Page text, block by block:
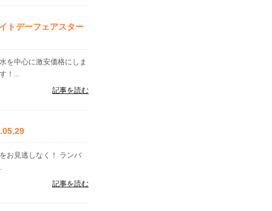
トデーフェアスター
を中心に激安価格にしま
！...
記事を読む
お見逃しなく！ ランバ
記事を読む